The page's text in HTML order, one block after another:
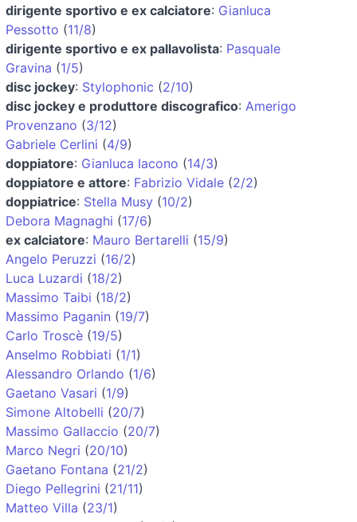
dirigente sportivo e ex calciatore: Gianluca
Pessotto (11/8)
dirigente sportivo e ex pallavolista: Pasquale
Gravina (1/5)
disc jockey: Stylophonic (2/10)
disc jockey e produttore discografico: Amerigo
Provenzano (3/12)
Gabriele Cerlini (4/9)
doppiatore: Gianluca Iacono (14/3)
doppiatore e attore: Fabrizio Vidale (2/2)
doppiatrice: Stella Musy (10/2)
Debora Magnaghi (17/6)
ex calciatore: Mauro Bertarelli (15/9)
Angelo Peruzzi (16/2)
Luca Luzardi (18/2)
Massimo Taibi (18/2)
Massimo Paganin (19/7)
Carlo Troscè (19/5)
Anselmo Robbiati (1/1)
Alessandro Orlando (1/6)
Gaetano Vasari (1/9)
Simone Altobelli (20/7)
Massimo Gallaccio (20/7)
Marco Negri (20/10)
Gaetano Fontana (21/2)
Diego Pellegrini (21/11)
Matteo Villa (23/1)